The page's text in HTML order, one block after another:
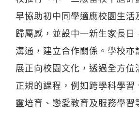
早協助初中同學適應校園生活
歸屬感，並設中一新生家長日
溝通，建立合作關係。學校亦
展正向校園文化，透過全方位
正規的課程，例如跨學科學習
靈培育、戀愛教育及服務學習